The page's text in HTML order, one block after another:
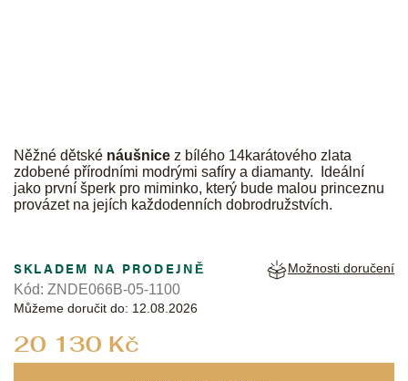
Něžné dětské náušnice z bílého 14karátového zlata
zdobené přírodními modrými safíry a diamanty. Ideální
jako první šperk pro miminko, který bude malou princeznu
provázet na jejích každodenních dobrodružstvích.
20 130 Kč
SKLADEM NA PRODEJNĚ
Můžeme doručit do: 12.08.2026
Možnosti doručení
Kód: ZNDE066B-05-1100